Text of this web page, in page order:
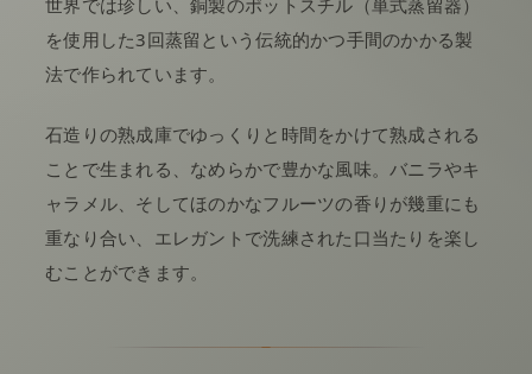
世界では珍しい、銅製のポットスチル（単式蒸留器）
を使用した3回蒸留という伝統的かつ手間のかかる製
法で作られています。
石造りの熟成庫でゆっくりと時間をかけて熟成される
ことで生まれる、なめらかで豊かな風味。バニラやキ
ャラメル、そしてほのかなフルーツの香りが幾重にも
重なり合い、エレガントで洗練された口当たりを楽し
むことができます。